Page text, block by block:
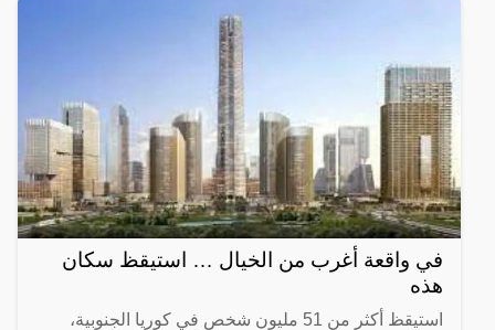
في واقعة أغرب من الخيال … استيقظ سكان
هذه
استيقظ أكثر من 51 مليون شخص في كوريا الجنوبية،